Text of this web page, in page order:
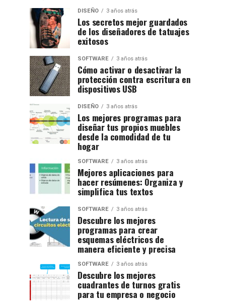
DISEÑO 3 años atrás
Los secretos mejor guardados
de los diseñadores de tatuajes
exitosos
SOFTWARE 3 años atrás
Cómo activar o desactivar la
protección contra escritura en
dispositivos USB
DISEÑO 3 años atrás
Los mejores programas para
diseñar tus propios muebles
desde la comodidad de tu
hogar
SOFTWARE 3 años atrás
Mejores aplicaciones para
hacer resúmenes: Organiza y
simplifica tus textos
SOFTWARE 3 años atrás
Descubre los mejores
programas para crear
esquemas eléctricos de
manera eficiente y precisa
SOFTWARE 3 años atrás
Descubre los mejores
cuadrantes de turnos gratis
para tu empresa o negocio